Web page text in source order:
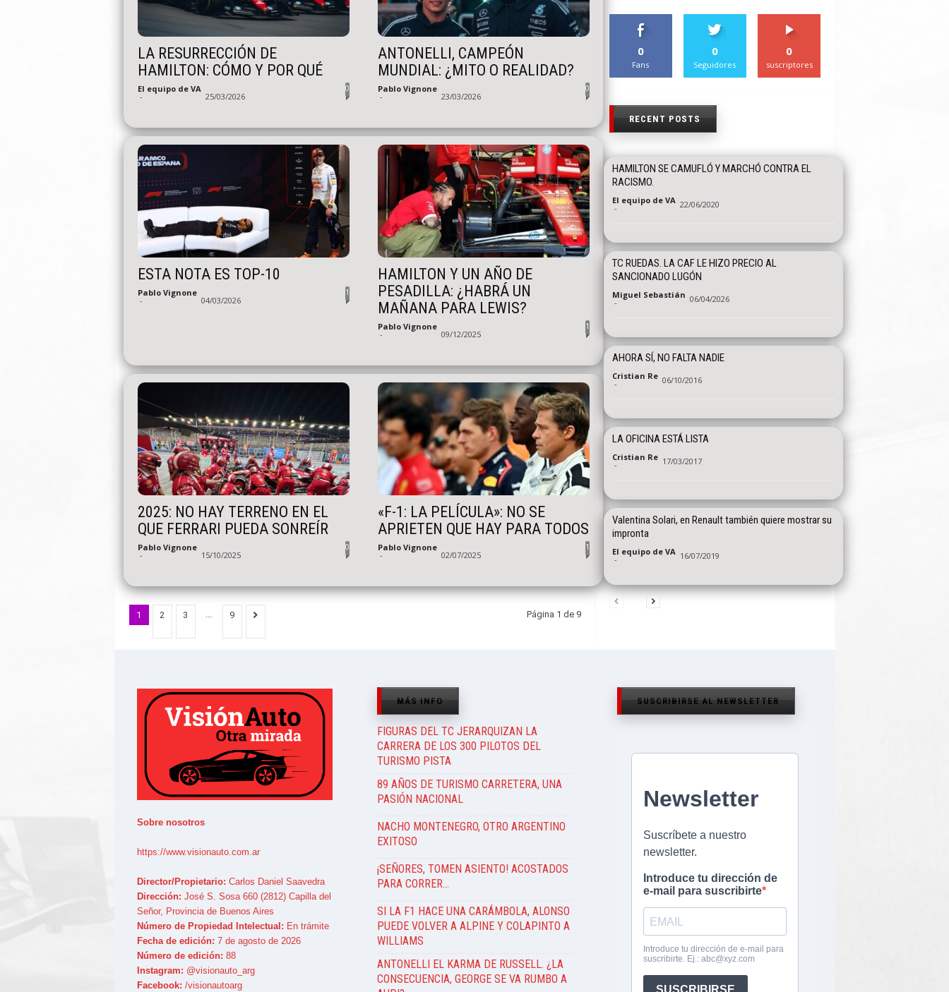
LA RESURRECCIÓN DE
HAMILTON: CÓMO Y POR QUÉ
El equipo de VA
- 25/03/2026
0
ANTONELLI, CAMPEÓN
MUNDIAL: ¿MITO O REALIDAD?
Pablo Vignone
- 23/03/2026
0
ESTA NOTA ES TOP-10
Pablo Vignone
- 04/03/2026
1
HAMILTON Y UN AÑO DE
PESADILLA: ¿HABRÁ UN
MAÑANA PARA LEWIS?
Pablo Vignone
- 09/12/2025
1
2025: NO HAY TERRENO EN EL
QUE FERRARI PUEDA SONREÍR
Pablo Vignone
- 15/10/2025
0
«F-1: LA PELÍCULA»: NO SE
APRIETEN QUE HAY PARA TODOS
Pablo Vignone
- 02/07/2025
1
1 2 3 ... 9 Página 1 de 9
0
Fans
0
Seguidores
0
suscriptores
RECENT POSTS
HAMILTON SE CAMUFLÓ Y MARCHÓ CONTRA EL
RACISMO.
El equipo de VA
- 22/06/2020
TC RUEDAS. LA CAF LE HIZO PRECIO AL
SANCIONADO LUGÓN
Miguel Sebastián
- 06/04/2026
AHORA SÍ, NO FALTA NADIE
Cristian Re
- 06/10/2016
LA OFICINA ESTÁ LISTA
Cristian Re
- 17/03/2017
Valentina Solari, en Renault también quiere mostrar su
impronta
El equipo de VA
- 16/07/2019
Sobre nosotros
https://www.visionauto.com.ar
Director/Propietario: Carlos Daniel Saavedra
Dirección: José S. Sosa 660 (2812) Capilla del
Señor, Provincia de Buenos Aires
Número de Propiedad Intelectual: En trámite
Fecha de edición: 7 de agosto de 2026
Número de edición: 88
Instagram: @visionauto_arg
Facebook: /visionautoarg
MÁS INFO
FIGURAS DEL TC JERARQUIZAN LA
CARRERA DE LOS 300 PILOTOS DEL
TURISMO PISTA
89 AÑOS DE TURISMO CARRETERA, UNA
PASIÓN NACIONAL
NACHO MONTENEGRO, OTRO ARGENTINO
EXITOSO
¡SEÑORES, TOMEN ASIENTO! ACOSTADOS
PARA CORRER…
SI LA F1 HACE UNA CARÁMBOLA, ALONSO
PUEDE VOLVER A ALPINE Y COLAPINTO A
WILLIAMS
ANTONELLI EL KARMA DE RUSSELL. ¿LA
CONSECUENCIA, GEORGE SE VA RUMBO A
SUSCRIBIRSE AL NEWSLETTER